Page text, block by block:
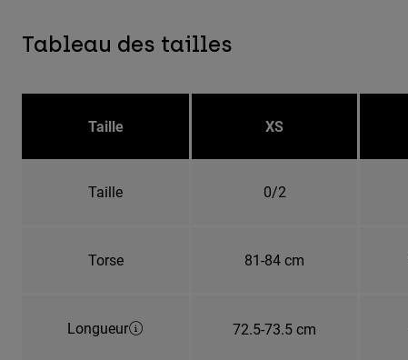
Tableau des tailles
Taille XS
Taille 0/2
Torse 81-84 cm
Longueur 72.5-73.5 cm